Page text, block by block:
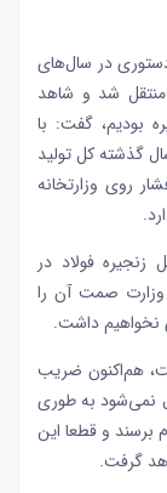
در سال‌های
منتقل شد و شاهد
بودیم، گفت: با
سال گذشته کل تولید
هم فشار روی وزارتخانه
فولاد در
صمت آن را
نخواهیم داشت.
هم‌اکنون ضریب
نمی‌شود به طوری
برسند و قطعا این
گرفت.